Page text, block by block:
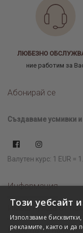
ЛЮБЕЗНО
ние работим за
Абонирай се
Създаваме усмивки
Валутен курс: 1 EUR =
Информация
Имаш нужда от
Къде да ни
Този уебсайт
Използваме
рекламите, както и да